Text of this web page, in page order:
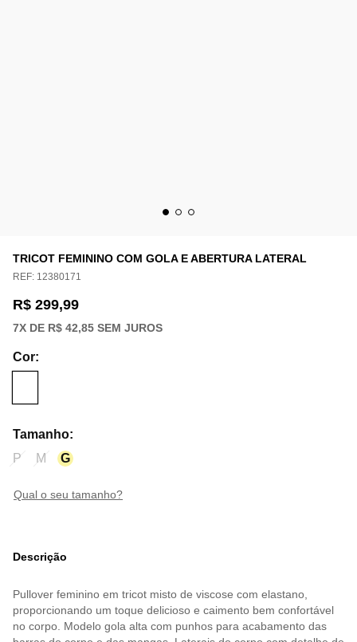
TRICOT FEMININO COM GOLA E ABERTURA LATERAL
REF: 12380171
R$ 299,99
7X DE R$ 42,85 SEM JUROS
Cor:
Tamanho:
P
M G
qual o seu tamanho?
Descrição
Pullover feminino em tricot misto de viscose com elastano,
proporcionando um toque delicioso e caimento bem confortável
no corpo. Modelo gola alta com punhos para acabamento das